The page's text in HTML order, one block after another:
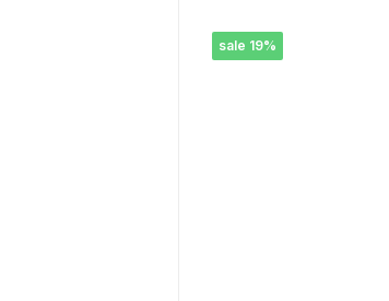
sale 19%